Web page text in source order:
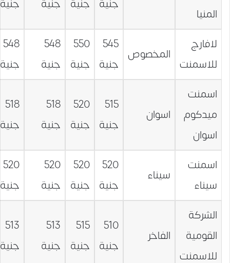
المنيا
جنية جنية جنية جنية
لافارج
للاسمنت
المخصوص
545
جنية
550
جنية
548
جنية
548
جنية
اسمنت
ميدكوم
اسوان
اسوان
515
جنية
520
جنية
518
جنية
518
جنية
اسمنت
سيناء
سيناء
520
جنية
520
جنية
520
جنية
520
جنية
الشركة
القومية
للاسمنت
الفاخر
510
جنية
515
جنية
513
جنية
513
جنية